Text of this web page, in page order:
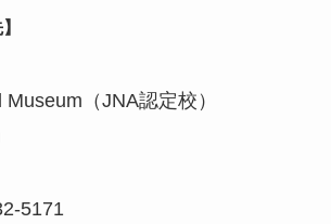
（JNA認定校）
5171